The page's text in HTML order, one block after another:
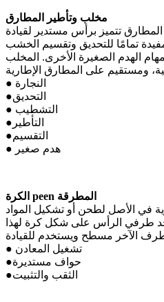
مخلب وتأطير المطارق
تتميز برأس مستدير لقيادة
تمامًا للتحديق وتقسيم الخشب
الهدم الصغيرة الأخرى. المخلب
● النجارة
●التحديق
● التشطيب
●التأطير
●التقسيم
● هدم صغير
الكرة peen المطرقة
في الأصل لطحن أو تشكيل المواد
طرفي الرأس على شكل كرة لهذا
● تشغيل المعادن
●حواف مستديرة
●الثقب والتثبيت